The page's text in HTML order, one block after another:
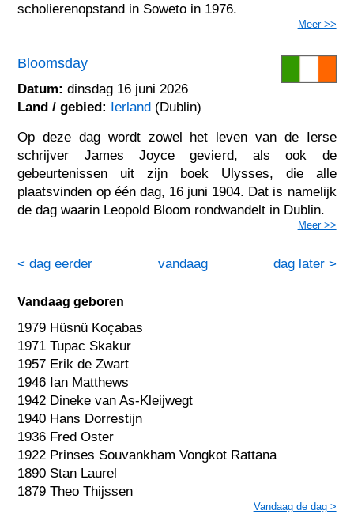
scholierenopstand in Soweto in 1976.
Meer >>
Bloomsday
Datum: dinsdag 16 juni 2026
Land / gebied: Ierland (Dublin)
Op deze dag wordt zowel het leven van de Ierse
schrijver James Joyce gevierd, als ook de
gebeurtenissen uit zijn boek Ulysses, die alle
plaatsvinden op één dag, 16 juni 1904. Dat is namelijk
de dag waarin Leopold Bloom rondwandelt in Dublin.
Meer >>
< dag eerder dag later >
vandaag
Vandaag geboren
1979 Hüsnü Koçabas
1971 Tupac Skakur
1957 Erik de Zwart
1946 Ian Matthews
1942 Dineke van As-Kleijwegt
1940 Hans Dorrestijn
1936 Fred Oster
1922 Prinses Souvankham Vongkot Rattana
1890 Stan Laurel
1879 Theo Thijssen
Vandaag de dag >